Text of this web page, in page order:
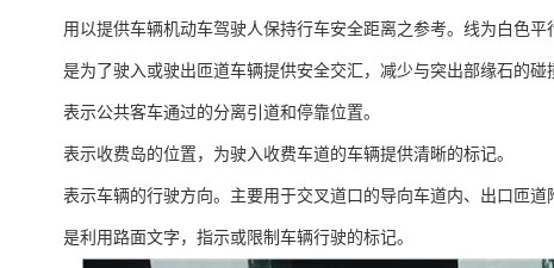
用以提供车辆机动车驾驶人保持行车安全距离之参考。线为白色平
是为了驶入或驶出匝道车辆提供安全交汇，减少与突出部缘石的碰
表示公共客车通过的分离引道和停靠位置。
表示收费岛的位置，为驶入收费车道的车辆提供清晰的标记。
表示车辆的行驶方向。主要用于交叉道口的导向车道内、出口匝道
是利用路面文字，指示或限制车辆行驶的标记。